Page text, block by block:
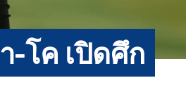
-โค เปิดศึก